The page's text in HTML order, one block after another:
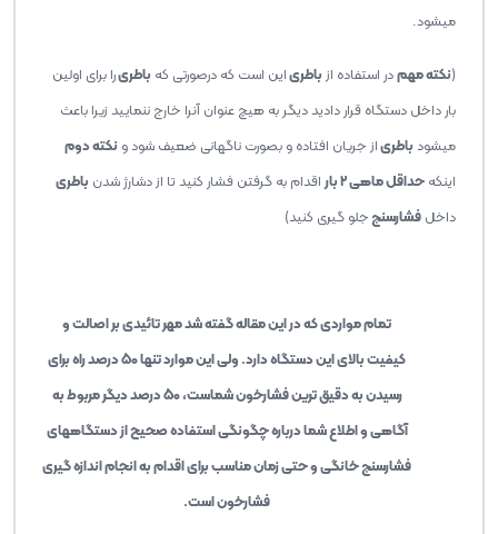
میشود.
(نکته مهمدر استفاده از باطریاین است که درصورتی که باطریرا برای اولین
بار داخل دستگاه قرار دادید دیگر به هیچ عنوان آنرا خارج ننمایید زیرا باعث
میشود باطریاز جریان افتاده و بصورت ناگهانی ضعیف شود و نکته دوم
اینکه حداقل ماهی 2 بار اقدام به گرفتن فشار کنید تا از دشارژ شدن باطری
داخل فشارسنج جلو گیری کنید)
تمام مواردی که در این مقاله گفته شد مهر تائیدی بر اصالت و
کیفیت بالای این دستگاه دارد. ولی این موارد تنها 50 درصد راه برای
رسیدن به دقیق ترین فشارخون شماست، 50 درصد دیگر مربوط به
آگاهی و اطلاع شما درباره چگونگی استفاده صحیح از دستگاههای
فشارسنج خانگی و حتی زمان مناسب برای اقدام به انجام اندازه گیری
فشارخون است.